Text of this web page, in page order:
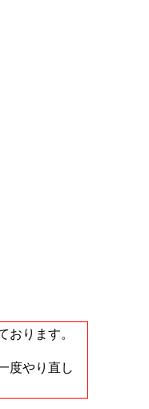
おります。
度やり直し